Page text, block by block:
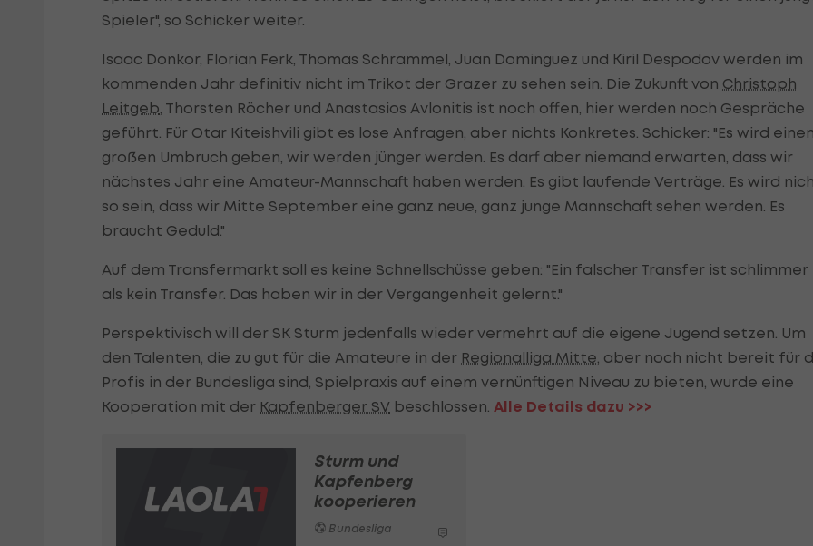
Spieler", so Schicker weiter.
Isaac Donkor, Florian Ferk, Thomas Schrammel, Juan Dominguez und Kiril Despodov werden im
kommenden Jahr definitiv nicht im Trikot der Grazer zu sehen sein. Die Zukunft von Christoph
Leitgeb, Thorsten Röcher und Anastasios Avlonitis ist noch offen, hier werden noch Gespräche
geführt. Für Otar Kiteishvili gibt es lose Anfragen, aber nichts Konkretes. Schicker: "Es wird einen
großen Umbruch geben, wir werden jünger werden. Es darf aber niemand erwarten, dass wir
nächstes Jahr eine Amateur-Mannschaft haben werden. Es gibt laufende Verträge. Es wird
so sein, dass wir Mitte September eine ganz neue, ganz junge Mannschaft sehen werden. Es
braucht Geduld."
Auf dem Transfermarkt soll es keine Schnellschüsse geben: "Ein falscher Transfer ist schlimmer
als kein Transfer. Das haben wir in der Vergangenheit gelernt."
Perspektivisch will der SK Sturm jedenfalls wieder vermehrt auf die eigene Jugend setzen. Um
den Talenten, die zu gut für die Amateure in der Regionalliga Mitte, aber noch nicht bereit für
Profis in der Bundesliga sind, Spielpraxis auf einem vernünftigen Niveau zu bieten, wurde eine
Kooperation mit der Kapfenberger SV beschlossen. Alle Details dazu >>>
Sturm und
Kapfenberg
kooperieren
Bundesliga